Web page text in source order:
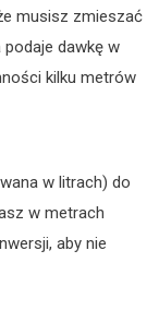
musisz zmieszać
dawkę w
kilku metrów
w litrach) do
w metrach
aby nie